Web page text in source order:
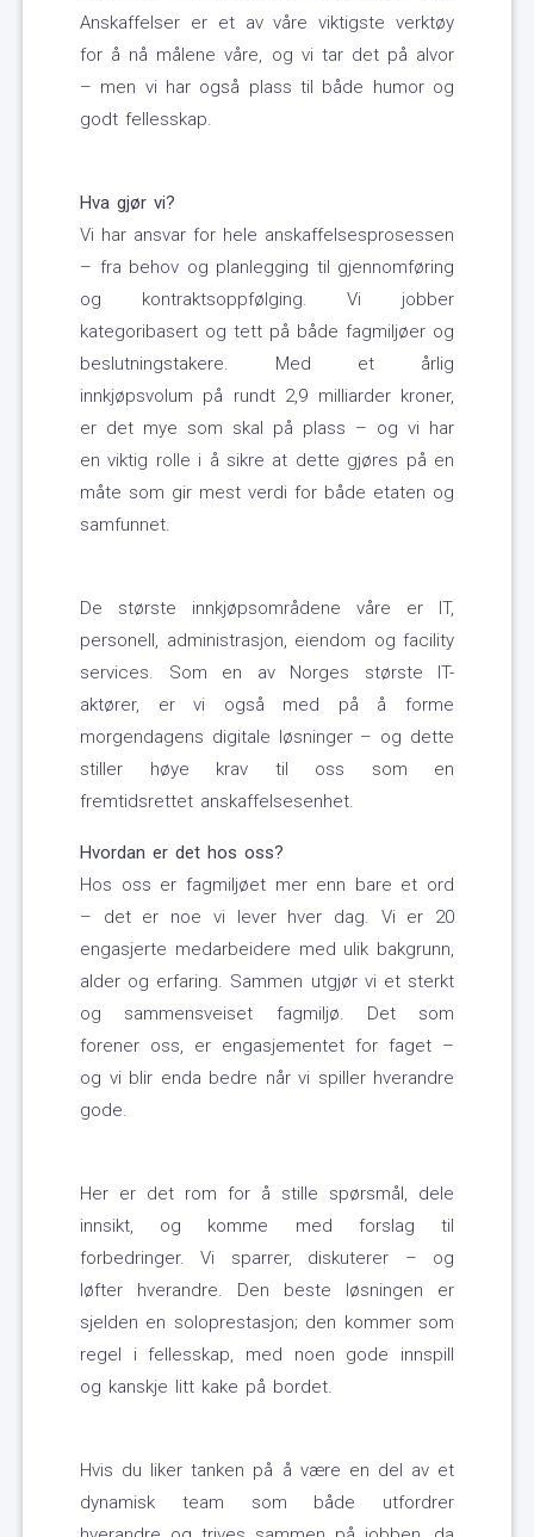
Anskaffelser er et av våre viktigste verktøy
for å nå målene våre, og vi tar det på alvor
– men vi har også plass til både humor og
godt fellesskap.
Hva gjør vi?
Vi har ansvar for hele anskaffelsesprosessen
– fra behov og planlegging til gjennomføring
og kontraktsoppfølging. Vi jobber
kategoribasert og tett på både fagmiljøer og
beslutningstakere. Med et årlig
innkjøpsvolum på rundt 2,9 milliarder kroner,
er det mye som skal på plass – og vi har
en viktig rolle i å sikre at dette gjøres på en
måte som gir mest verdi for både etaten og
samfunnet.
De største innkjøpsområdene våre er IT,
personell, administrasjon, eiendom og facility
services. Som en av Norges største IT-
aktører, er vi også med på å forme
morgendagens digitale løsninger – og dette
stiller høye krav til oss som en
fremtidsrettet anskaffelsesenhet.
Hvordan er det hos oss?
Hos oss er fagmiljøet mer enn bare et ord
– det er noe vi lever hver dag. Vi er 20
engasjerte medarbeidere med ulik bakgrunn,
alder og erfaring. Sammen utgjør vi et sterkt
og sammensveiset fagmiljø. Det som
forener oss, er engasjementet for faget –
og vi blir enda bedre når vi spiller hverandre
gode.
Her er det rom for å stille spørsmål, dele
innsikt, og komme med forslag til
forbedringer. Vi sparrer, diskuterer – og
løfter hverandre. Den beste løsningen er
sjelden en soloprestasjon; den kommer som
regel i fellesskap, med noen gode innspill
og kanskje litt kake på bordet.
Hvis du liker tanken på å være en del av et
dynamisk team som både utfordrer